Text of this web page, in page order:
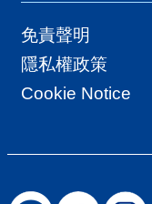
免責聲明
隱私權政策
Cookie Notice